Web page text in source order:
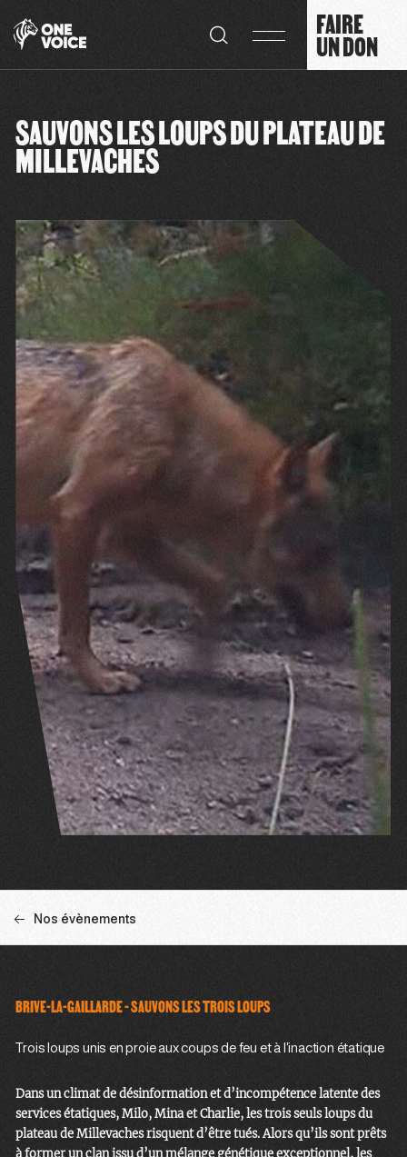
FAIRE
UN DON
SAUVONS LES LOUPS DU PLATEAU DE
MILLEVACHES
Nos évènements
BRIVE-LA-GAILLARDE - SAUVONS LES TROIS LOUPS
Trois loups unis en proie aux coups de feu et à l’inaction étatique
Dans un climat de désinformation et d’incompétence latente des
services étatiques, Milo, Mina et Charlie, les trois seuls loups du
plateau de Millevaches risquent d’être tués. Alors qu’ils sont prêts
à former un clan issu d’un mélange génétique exceptionnel, les